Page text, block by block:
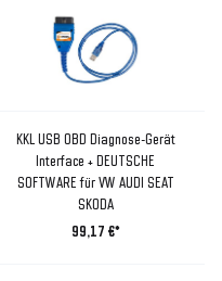
KKL USB OBD Diagnose-Gerät
Interface + DEUTSCHE
SOFTWARE für VW AUDI SEAT
SKODA
99,17 €*